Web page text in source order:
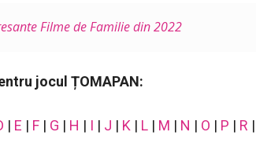
Filme de Familie din 2022
jocul ȚOMAPAN:
| E | F | G | H | I | J | K | L | M | N | O | P | R |